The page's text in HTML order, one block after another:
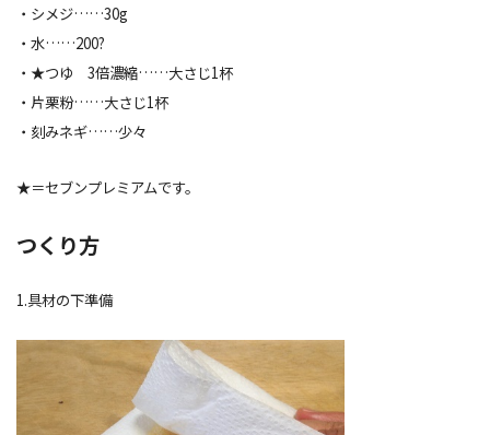
・シメジ……30g
・水……200?
・★つゆ 3倍濃縮……大さじ1杯
・片栗粉……大さじ1杯
・刻みネギ……少々
★＝セブンプレミアムです。
つくり方
1.具材の下準備